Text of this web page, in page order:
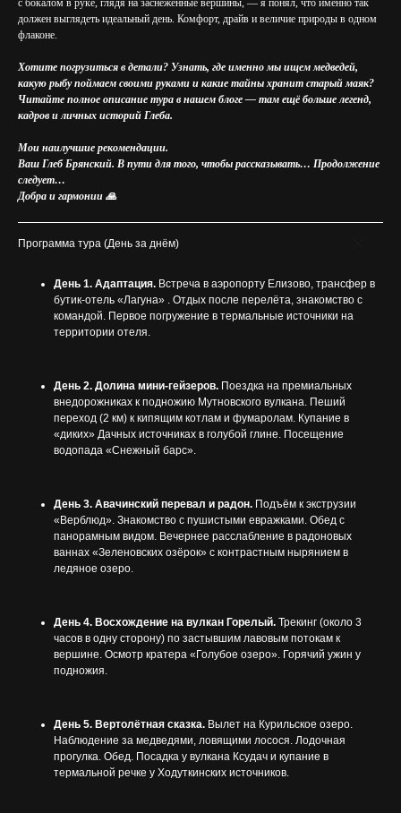
с бокалом в руке, глядя на заснеженные вершины, — я понял, что именно так
должен выглядеть идеальный день. Комфорт, драйв и величие природы в одном
флаконе.
Хотите погрузиться в детали? Узнать, где именно мы ищем медведей,
какую рыбу поймаем своими руками и какие тайны хранит старый маяк?
Читайте полное описание тура в нашем блоге — там ещё больше легенд,
кадров и личных историй Глеба.
Мои наилучшие рекомендации.
Ваш Глеб Брянский. В пути для того, чтобы рассказывать… Продолжение
следует…
Добра и гармонии 🙏
Программа тура (День за днём)
День 1. Адаптация. Встреча в аэропорту Елизово, трансфер в
бутик-отель «Лагуна» . Отдых после перелёта, знакомство с
командой. Первое погружение в термальные источники на
территории отеля.
День 2. Долина мини-гейзеров. Поездка на премиальных
внедорожниках к подножию Мутновского вулкана. Пеший
переход (2 км) к кипящим котлам и фумаролам. Купание в
«диких» Дачных источниках в голубой глине. Посещение
водопада «Снежный барс».
День 3. Авачинский перевал и радон. Подъём к экструзии
«Верблюд». Знакомство с пушистыми евражками. Обед с
панорамным видом. Вечернее расслабление в радоновых
ваннах «Зеленовских озёрок» с контрастным нырянием в
ледяное озеро.
День 4. Восхождение на вулкан Горелый. Трекинг (около 3
часов в одну сторону) по застывшим лавовым потокам к
вершине. Осмотр кратера «Голубое озеро». Горячий ужин у
подножия.
День 5. Вертолётная сказка. Вылет на Курильское озеро.
Наблюдение за медведями, ловящими лосося. Лодочная
прогулка. Обед. Посадка у вулкана Ксудач и купание в
термальной речке у Ходуткинских источников.